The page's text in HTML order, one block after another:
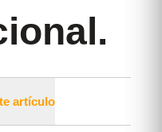
artículo